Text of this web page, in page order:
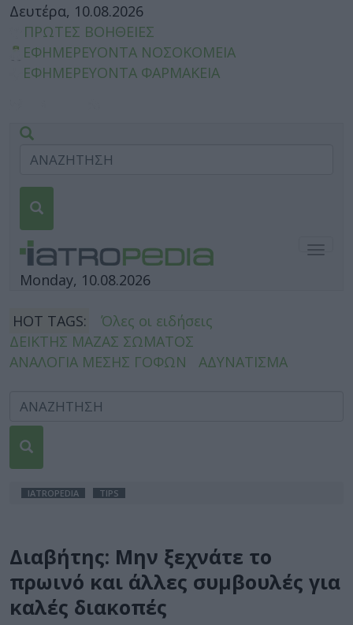
Δευτέρα, 10.08.2026
ΠΡΩΤΕΣ ΒΟΗΘΕΙΕΣ
ΕΦΗΜΕΡΕΥΟΝΤΑ ΝΟΣΟΚΟΜΕΙΑ
ΕΦΗΜΕΡΕΥΟΝΤΑ ΦΑΡΜΑΚΕΙΑ
Monday, 10.08.2026
HOT TAGS:
Όλες οι ειδήσεις
ΔΕΙΚΤΗΣ ΜΑΖΑΣ ΣΩΜΑΤΟΣ
ΑΝΑΛΟΓΙΑ ΜΕΣΗΣ ΓΟΦΩΝ
ΑΔΥΝΑΤΙΣΜΑ
IATROPEDIA TIPS
Διαβήτης: Μην ξεχνάτε το
πρωινό και άλλες συμβουλές για
καλές διακοπές